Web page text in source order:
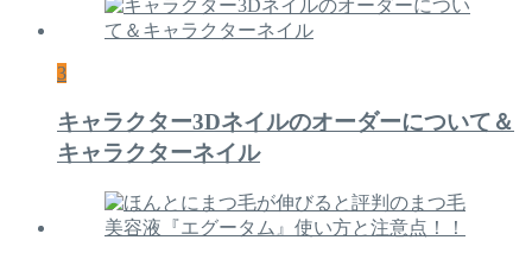
3
キャラクター3Dネイルのオーダーについて＆
キャラクターネイル